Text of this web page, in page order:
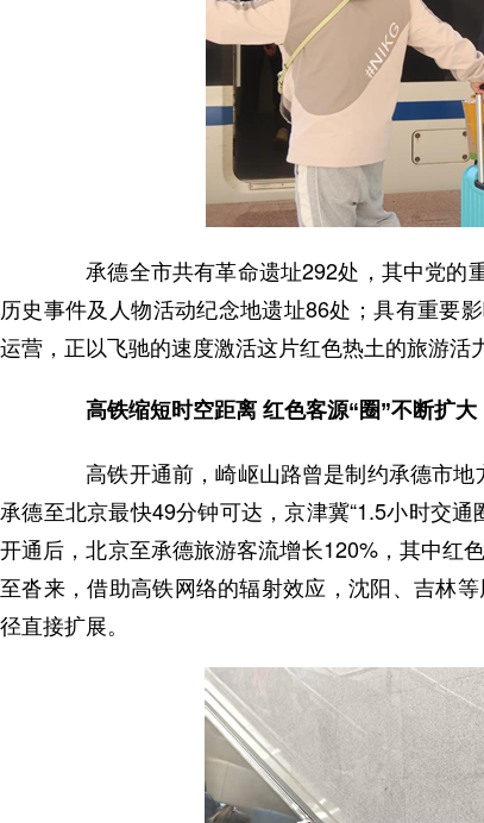
承德全市共有革命遗址292处，其中党的
历史事件及人物活动纪念地遗址86处；具有重要
运营，正以飞驰的速度激活这片红色热土的旅游活
高铁缩短时空距离 红色客源“圈”不断扩大
高铁开通前，崎岖山路曾是制约承德市地
承德至北京最快49分钟可达，京津冀“1.5小时交
开通后，北京至承德旅游客流增长120%，其中红
至沓来，借助高铁网络的辐射效应，沈阳、吉林
径直接扩展。